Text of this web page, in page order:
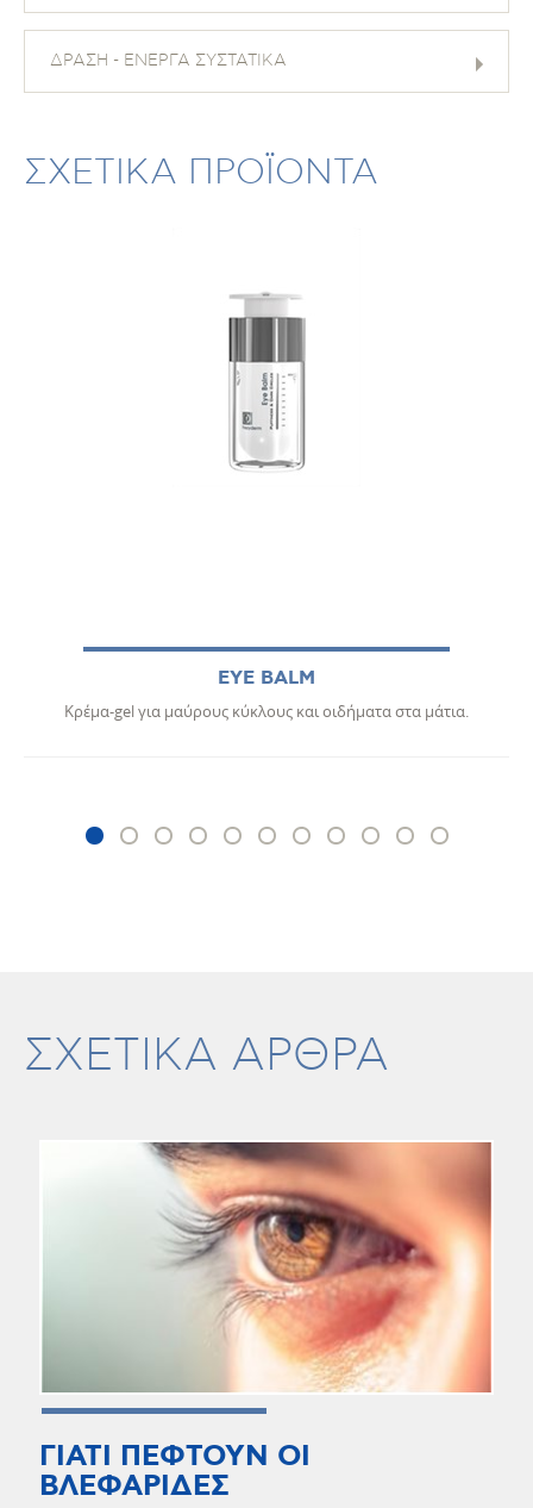
ΔΡΑΣΗ - ΕΝΕΡΓΑ ΣΥΣΤΑΤΙΚΑ
ΣΧΕΤΙΚΑ ΠΡΟΪΟΝΤΑ
EYE BALM
Κρέμα-gel για μαύρους κύκλους και οιδήματα στα μάτια.
ΣΧΕΤΙΚΑ ΑΡΘΡΑ
ΓΙΑΤΙ ΠΕΦΤΟΥΝ ΟΙ
ΒΛΕΦΑΡΙΔΕΣ